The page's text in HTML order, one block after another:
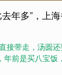
年多”，上
接带走，汤圆
年前是买八宝